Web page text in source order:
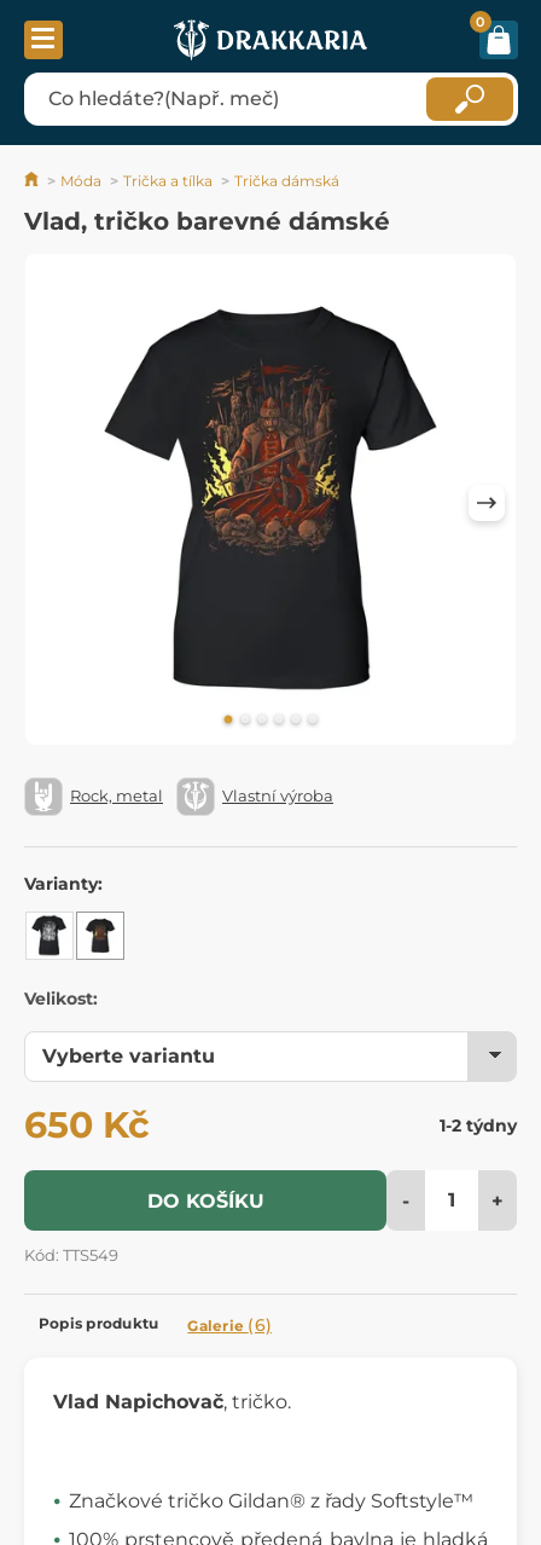
0
Móda Trička a tílka Trička dámská
Vlad, tričko barevné dámské
Rock, metal Vlastní výroba
Varianty:
Velikost:
650 Kč 1-2 týdny
DO KOŠÍKU - +
Kód: TTS549
Popis produktu Galerie (6)
Vlad Napichovač, tričko.
Značkové tričko Gildan® z řady Softstyle™
100% prstencově předená bavlna je hladká